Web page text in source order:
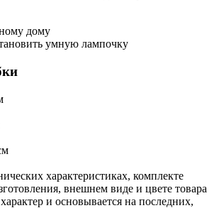
дому
умную лампочку
характеристиках, комплекте
внешнем виде и цвете товара
и основывается на последних,